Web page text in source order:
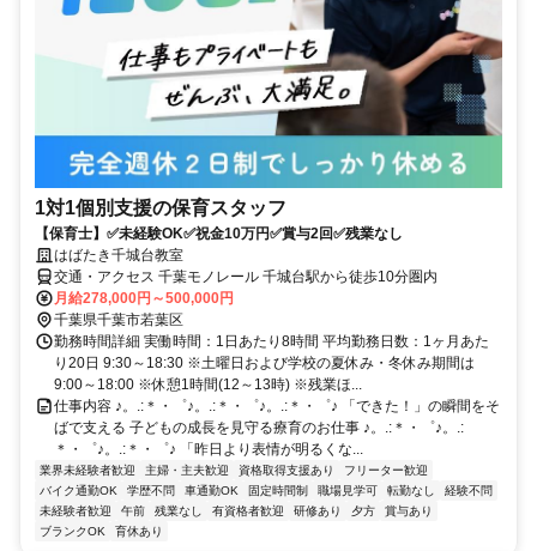
1対1個別支援の保育スタッフ
【保育士】✅未経験OK✅祝金10万円✅賞与2回✅残業なし
はばたき千城台教室
交通・アクセス 千葉モノレール 千城台駅から徒歩10分圏内
月給278,000円～500,000円
千葉県千葉市若葉区
勤務時間詳細 実働時間：1日あたり8時間 平均勤務日数：1ヶ月あた
り20日 9:30～18:30 ※土曜日および学校の夏休み・冬休み期間は
9:00～18:00 ※休憩1時間(12～13時) ※残業ほ...
仕事内容 ♪。.:＊・゜♪。.:＊・゜♪。.:＊・゜♪ 「できた！」の瞬間をそ
ばで支える 子どもの成長を見守る療育のお仕事 ♪。.:＊・゜♪。.:
＊・゜♪。.:＊・゜♪ 「昨日より表情が明るくな...
業界未経験者歓迎 主婦・主夫歓迎 資格取得支援あり
フリーター歓迎
バイク通勤OK
学歴不問 車通勤OK 固定時間制 職場見学可 転勤なし
経験不問
未経験者歓迎
午前 残業なし 有資格者歓迎 研修あり 夕方
賞与あり
ブランクOK
育休あり